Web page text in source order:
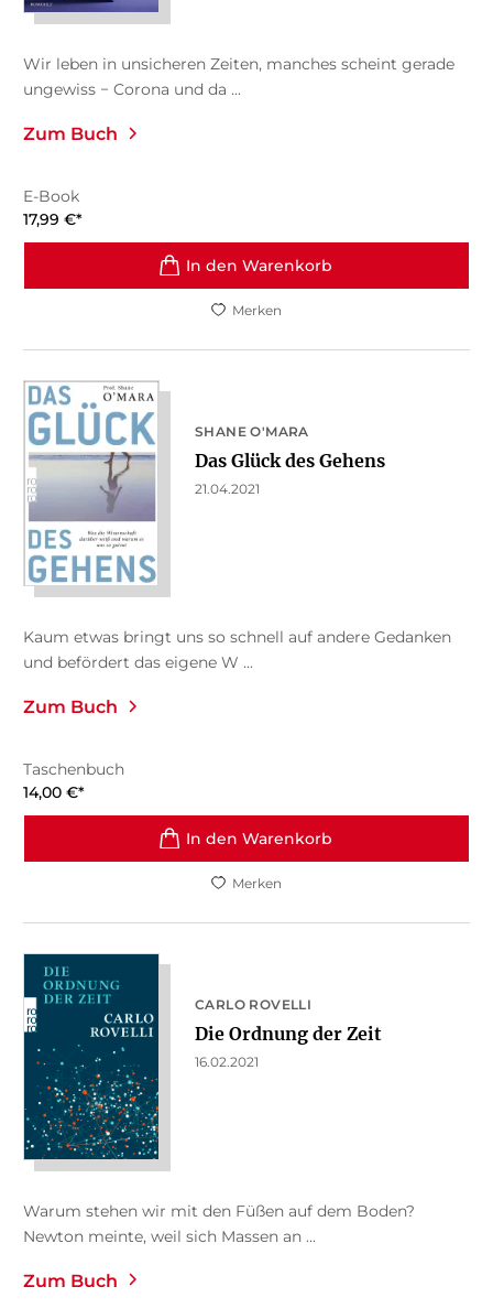
Wir leben in unsicheren Zeiten, manches scheint gerade
ungewiss − Corona und da ...
Zum Buch
E-Book
17,99 €*
In den Warenkorb
Merken
SHANE O'MARA
Das Glück des Gehens
21.04.2021
Kaum etwas bringt uns so schnell auf andere Gedanken
und befördert das eigene W ...
Zum Buch
Taschenbuch
14,00 €*
In den Warenkorb
Merken
CARLO ROVELLI
Die Ordnung der Zeit
16.02.2021
Warum stehen wir mit den Füßen auf dem Boden?
Newton meinte, weil sich Massen an ...
Zum Buch